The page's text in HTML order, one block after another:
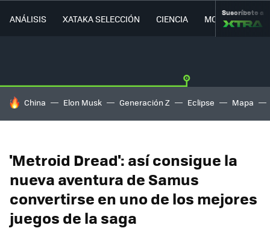
ANÁLISIS XATAKA SELECCIÓN CIENCIA MOVILIDAD
Suscríbete a
HOY SE HABLA DE
China Elon Musk Generación Z Eclipse Mapa
'Metroid Dread': así consigue la
nueva aventura de Samus
convertirse en uno de los mejores
juegos de la saga